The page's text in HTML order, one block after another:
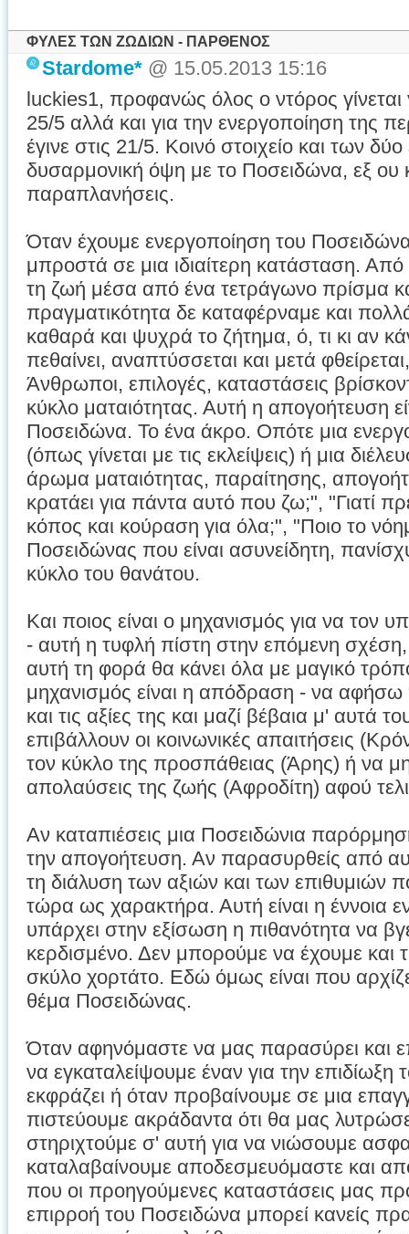
ΦΥΛΕΣ ΤΩΝ ΖΩΔΙΩΝ - ΠΑΡΘΕΝΟΣ
Stardome* @ 15.05.2013 15:16
luckies1, προφανώς όλος ο ντόρος γίνεται
25/5 αλλά και για την ενεργοποίηση της
έγινε στις 21/5. Κοινό στοιχείο και των δύο
δυσαρμονική όψη με το Ποσειδώνα, εξ ου
παραπλανήσεις.
Όταν έχουμε ενεργοποίηση του
μπροστά σε μια ιδιαίτερη κατάσταση.
τη ζωή μέσα από ένα τετράγωνο πρίσμα
πραγματικότητα δε καταφέρναμε και
καθαρά και ψυχρά το ζήτημα, ό, τι κι αν
πεθαίνει, αναπτύσσεται και μετά
Άνθρωποι, επιλογές, καταστάσεις
κύκλο ματαιότητας. Αυτή η απογοήτευση
Ποσειδώνα. Το ένα άκρο. Οπότε μια
(όπως γίνεται με τις εκλείψεις) ή μια
άρωμα ματαιότητας, παραίτησης,
κρατάει για πάντα αυτό που ζω;", "Γιατί
κόπος και κούραση για όλα;", "Ποιο το
Ποσειδώνας που είναι ασυνείδητη,
κύκλο του θανάτου.
Και ποιος είναι ο μηχανισμός για να τον
- αυτή η τυφλή πίστη στην επόμενη
αυτή τη φορά θα κάνει όλα με μαγικό
μηχανισμός είναι η απόδραση - να
και τις αξίες της και μαζί βέβαια μ' αυτά
επιβάλλουν οι κοινωνικές απαιτήσεις
τον κύκλο της προσπάθειας (Άρης) ή να
απολαύσεις της ζωής (Αφροδίτη) αφού
Αν καταπιέσεις μια Ποσειδώνια
την απογοήτευση. Αν παρασυρθείς από
τη διάλυση των αξιών και των επιθυμιών
τώρα ως χαρακτήρα. Αυτή είναι η έννοια
υπάρχει στην εξίσωση η πιθανότητα να
κερδισμένο. Δεν μπορούμε να έχουμε και
σκύλο χορτάτο. Εδώ όμως είναι που
θέμα Ποσειδώνας.
Όταν αφηνόμαστε να μας παρασύρει και
να εγκαταλείψουμε έναν για την
εκφράζει ή όταν προβαίνουμε σε μια
πιστεύουμε ακράδαντα ότι θα μας
στηριχτούμε σ' αυτή για να νιώσουμε
καταλαβαίνουμε αποδεσμευόμαστε και
που οι προηγούμενες καταστάσεις μας
επιρροή του Ποσειδώνα μπορεί κανείς